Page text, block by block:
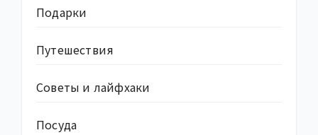
Подарки
Путешествия
Советы и лайфхаки
Посуда